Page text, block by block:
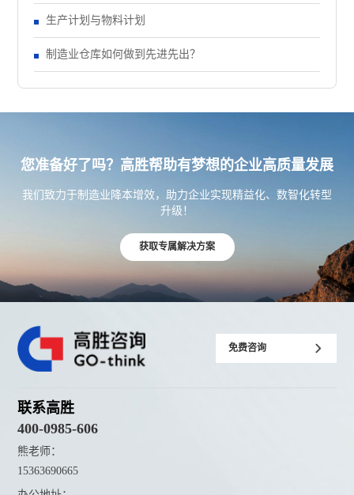
生产计划与物料计划
制造业仓库如何做到先进先出？
您准备好了吗？高胜帮助有梦想的企业高质量发展
我们致力于制造业降本增效，助力企业实现精益化、数智化转型
升级！
获取专属解决方案
免费咨询
联系高胜
400-0985-606
熊老师：
15363690665